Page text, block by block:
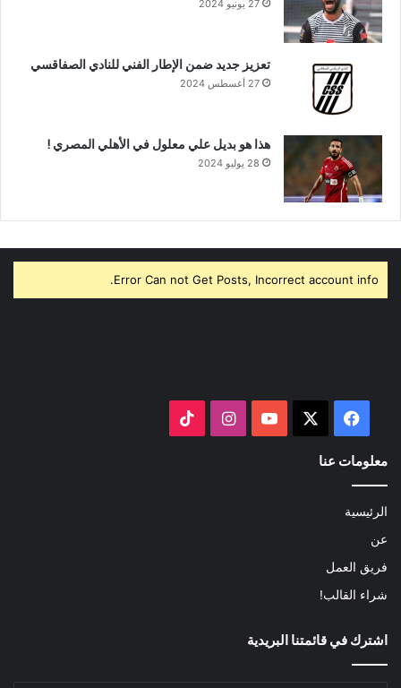
27 يونيو 2024
تعزيز جديد ضمن الإطار الفني للنادي الصفاقسي
27 أغسطس 2024
هذا هو بديل علي معلول في الأهلي المصري !
28 يوليو 2024
Error Can not Get Posts, Incorrect account info.
فيسبوك ‫YouTubeانستقرام
معلومات عنا
الرئيسية
عن
فريق العمل
شراء القالب!
اشترك في قائمتنا البريدية